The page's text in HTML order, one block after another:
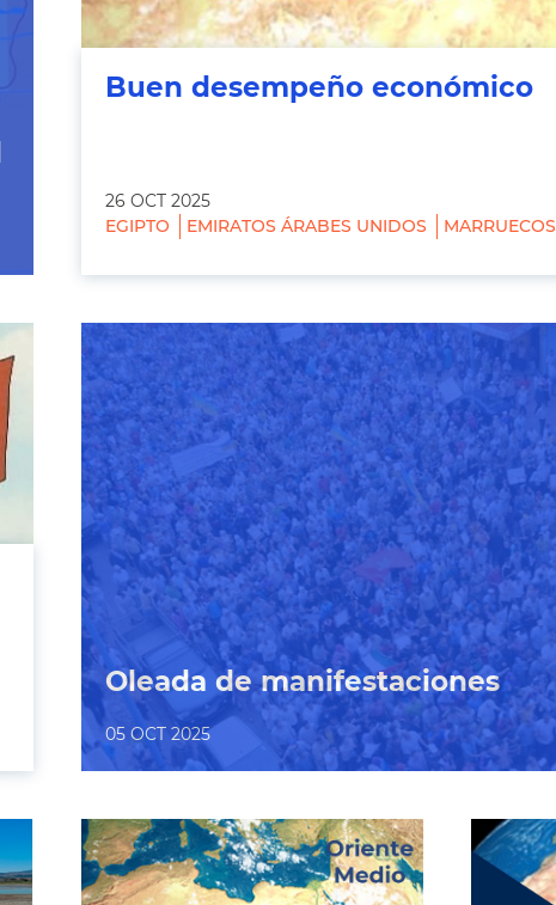
Buen desempeño económico
26 OCT 2025
EGIPTO
EMIRATOS ÁRABES UNIDOS MARRUECOS
Oleada de manifestaciones
05 OCT 2025